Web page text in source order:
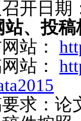
日期
、投稿
站：
站：
：论